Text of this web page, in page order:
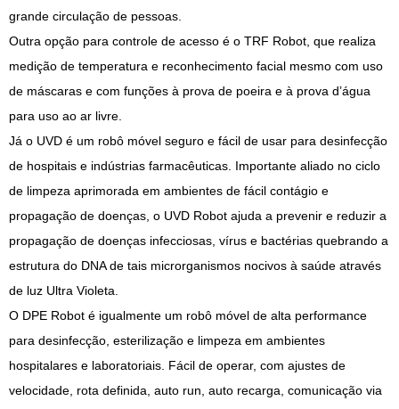
grande circulação de pessoas.
Outra opção para controle de acesso é o TRF Robot, que realiza
medição de temperatura e reconhecimento facial mesmo com uso
de máscaras e com funções à prova de poeira e à prova d’água
para uso ao ar livre.
Já o UVD é um robô móvel seguro e fácil de usar para desinfecção
de hospitais e indústrias farmacêuticas. Importante aliado no ciclo
de limpeza aprimorada em ambientes de fácil contágio e
propagação de doenças, o UVD Robot ajuda a prevenir e reduzir a
propagação de doenças infecciosas, vírus e bactérias quebrando a
estrutura do DNA de tais microrganismos nocivos à saúde através
de luz Ultra Violeta.
O DPE Robot é igualmente um robô móvel de alta performance
para desinfecção, esterilização e limpeza em ambientes
hospitalares e laboratoriais. Fácil de operar, com ajustes de
velocidade, rota definida, auto run, auto recarga, comunicação via